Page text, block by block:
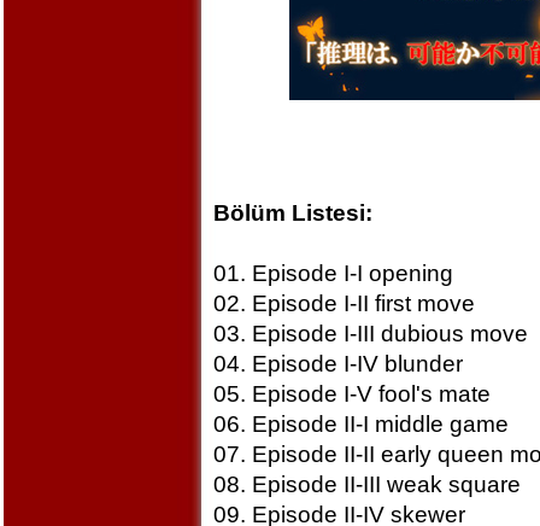
Bölüm Listesi:
01. Episode I-I opening
02. Episode I-II first move
03. Episode I-III dubious move
04. Episode I-IV blunder
05. Episode I-V fool's mate
06. Episode II-I middle game
07. Episode II-II early queen
08. Episode II-III weak square
09. Episode II-IV skewer